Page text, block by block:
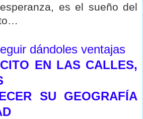
es el sueño del
dándoles ventajas
EN LAS CALLES,
SU GEOGRAFÍA